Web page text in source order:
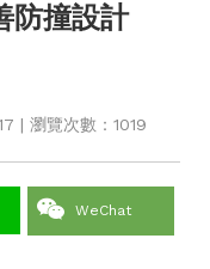
防撞設計
| 瀏覽次數：1019
WeChat